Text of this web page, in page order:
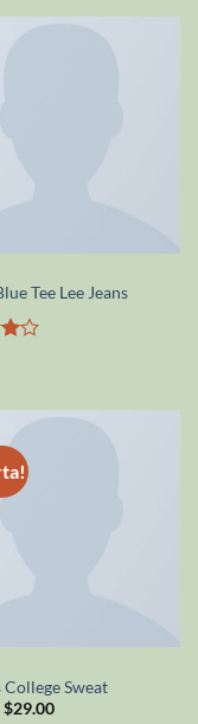
Tee Lee Jeans
College Sweat
Il
$29.00Il